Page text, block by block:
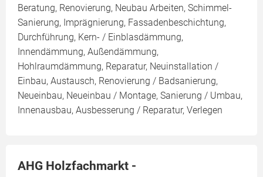
Beratung, Renovierung, Neubau Arbeiten, Schimmel-
Sanierung, Imprägnierung, Fassadenbeschichtung,
Durchführung, Kern- / Einblasdämmung,
Innendämmung, Außendämmung,
Hohlraumdämmung, Reparatur, Neuinstallation /
Einbau, Austausch, Renovierung / Badsanierung,
Neueinbau, Neueinbau / Montage, Sanierung / Umbau,
Innenausbau, Ausbesserung / Reparatur, Verlegen
AHG Holzfachmarkt -